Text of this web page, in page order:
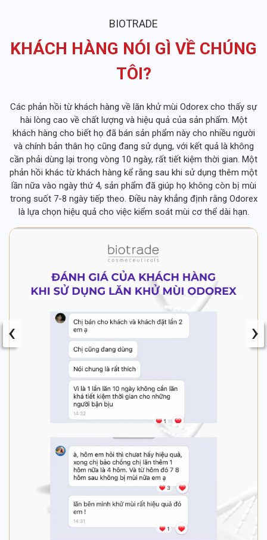
BIOTRADE
KHÁCH HÀNG NÓI GÌ VỀ CHÚNG
TÔI?
Các phản hồi từ khách hàng về lăn khử mùi Odorex cho thấy sự
hài lòng cao về chất lượng và hiệu quả của sản phẩm. Một
khách hàng cho biết họ đã bán sản phẩm này cho nhiều người
và chính bản thân họ cũng đang sử dụng, với kết quả là không
cần phải dùng lại trong vòng 10 ngày, rất tiết kiệm thời gian. Một
phản hồi khác từ khách hàng kể rằng sau khi sử dụng thêm một
lần nữa vào ngày thứ 4, sản phẩm đã giúp họ không còn bị mùi
trong suốt 7-8 ngày tiếp theo. Điều này khẳng định rằng Odorex
là lựa chọn hiệu quả cho việc kiểm soát mùi cơ thể dài hạn.
‹ ›